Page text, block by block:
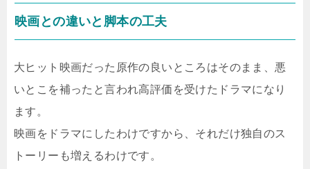
映画との違いと脚本の工夫
大ヒット映画だった原作の良いところはそのまま、悪
いとこを補ったと言われ高評価を受けたドラマになり
ます。
映画をドラマにしたわけですから、それだけ独自のス
トーリーも増えるわけです。